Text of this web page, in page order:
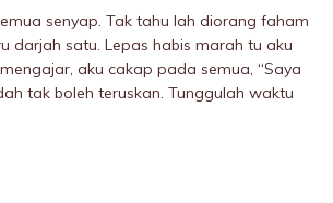
senyap. Tak tahu lah diorang faham
darjah satu. Lepas habis marah tu aku
aku cakap pada semua, “Saya
tak boleh teruskan. Tunggulah waktu